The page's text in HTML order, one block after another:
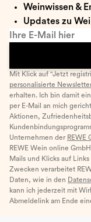
Weinwissen &
Updates zu
Ihre E-Mail hier
Mit Klick auf "Jetzt
personalisierte
erhalten. Ich bin damit
per E-Mail an mich
Aktionen,
Unternehmen der REWE
REWE Wein online
Mails und Klicks auf
Zwecken verarbeitet
Daten, wie in den
kann ich jederzeit mit
Abmeldelink am Ende